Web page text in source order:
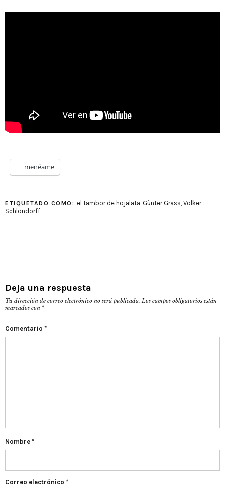
menéame
ETIQUETADO COMO: el tambor de hojalata, Günter Grass, Volker
Schlöndorff
Deja una respuesta
Tu dirección de correo electrónico no será publicada. Los campos obligatorios están
marcados con *
Comentario *
Nombre *
Correo electrónico *